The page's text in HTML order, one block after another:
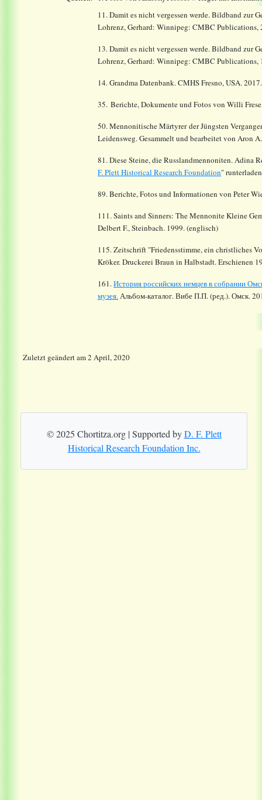
11. Damit es nicht vergessen werde. Bildband zur
Lohrenz, Gerhard: Winnipeg: CMBC Publications,
13. Damit es nicht vergessen werde. Bildband zur
Lohrenz, Gerhard: Winnipeg: CMBC Publications,
14.Grandma Datenbank. CMHS Fresno, USA.
35. Berichte, Dokumente und Fotos von Willi
50. Mennonitische Märtyrer der Jüngsten
Leidensweg. Gesammelt und bearbeitet von Aron
81. Diese Steine, die Russlandmennoniten. Adina
F. Plett Historical Research Foundation"
89. Berichte, Fotos und Informationen von Peter
111. Saints and Sinners: The Mennonite Kleine
Delbert F., Steinbach. 1999. (englisch)
115. Zeitschrift "Friedensstimme, ein christliches
Kröker. Druckerei Braun in Halbstadt. Erschienen
161.История российских немцев в собрании
музея.Альбом-каталог. Вибе П.П. (ред.). Омск.
Zuletzt geändertam2 April, 2020
© 2025 Chortitza.org | Supported byD. F. Plett
Historical Research Foundation Inc.